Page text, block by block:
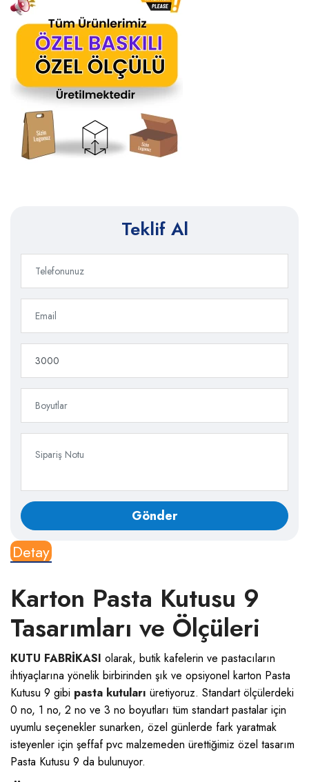
Teklif Al
Detay
Karton Pasta Kutusu 9
Tasarımları ve Ölçüleri
KUTU FABRİKASI olarak, butik kafelerin ve pastacıların
ihtiyaçlarına yönelik birbirinden şık ve opsiyonel karton Pasta
Kutusu 9 gibi pasta kutuları üretiyoruz. Standart ölçülerdeki
0 no, 1 no, 2 no ve 3 no boyutları tüm standart pastalar için
uyumlu seçenekler sunarken, özel günlerde fark yaratmak
isteyenler için şeffaf pvc malzemeden ürettiğimiz özel tasarım
Pasta Kutusu 9 da bulunuyor.